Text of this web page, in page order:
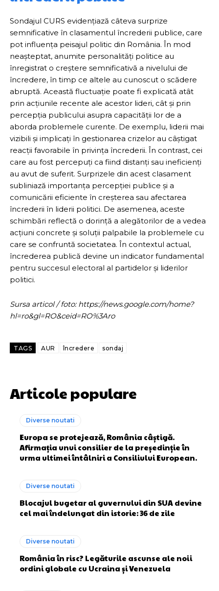
Sondajul CURS evidențiază câteva surprize
semnificative în clasamentul încrederii publice, care
pot influența peisajul politic din România. În mod
neașteptat, anumite personalități politice au
înregistrat o creștere semnificativă a nivelului de
încredere, în timp ce altele au cunoscut o scădere
abruptă. Această fluctuație poate fi explicată atât
prin acțiunile recente ale acestor lideri, cât și prin
percepția publicului asupra capacității lor de a
aborda problemele curente. De exemplu, liderii mai
vizibili și implicați în gestionarea crizelor au câștigat
reacții favorabile în privința încrederii. În contrast, cei
care au fost percepuți ca fiind distanți sau ineficienți
au avut de suferit. Surprizele din acest clasament
subliniază importanța percepției publice și a
comunicării eficiente în creșterea sau afectarea
încrederii în liderii politici. De asemenea, aceste
schimbări reflectă o dorință a alegătorilor de a vedea
acțiuni concrete și soluții palpabile la problemele cu
care se confruntă societatea. În contextul actual,
încrederea publică devine un indicator fundamental
pentru succesul electoral al partidelor și liderilor
politici.
Sursa articol / foto: https://news.google.com/home?
hl=ro&gl=RO&ceid=RO%3Aro
TAGS AUR încredere sondaj
Articole populare
Diverse noutati
Europa se protejează, România câștigă.
Afirmația unui consilier de la președinție în
urma ultimei întâlniri a Consiliului European.
Diverse noutati
Blocajul bugetar al guvernului din SUA devine
cel mai îndelungat din istorie: 36 de zile
Diverse noutati
România în risc? Legăturile ascunse ale noii
ordini globale cu Ucraina și Venezuela